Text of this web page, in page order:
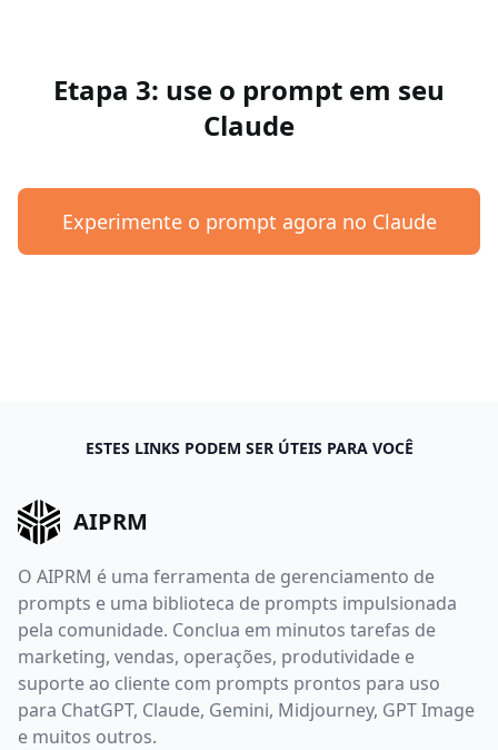
Etapa 3: use o prompt em seu
Claude
Experimente o prompt agora no Claude
ESTES LINKS PODEM SER ÚTEIS PARA VOCÊ
AIPRM
O AIPRM é uma ferramenta de gerenciamento de
prompts e uma biblioteca de prompts impulsionada
pela comunidade. Conclua em minutos tarefas de
marketing, vendas, operações, produtividade e
suporte ao cliente com prompts prontos para uso
para ChatGPT, Claude, Gemini, Midjourney, GPT Image
e muitos outros.